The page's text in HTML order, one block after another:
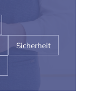
Sicherheit